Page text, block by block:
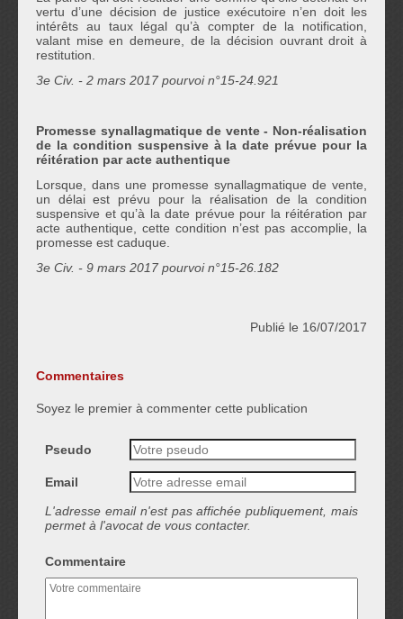
vertu d’une décision de justice exécutoire n’en doit les
intérêts au taux légal qu’à compter de la notification,
valant mise en demeure, de la décision ouvrant droit à
restitution.
3e Civ. - 2 mars 2017 pourvoi n°15-24.921
Promesse synallagmatique de vente - Non-réalisation
de la condition suspensive à la date prévue pour la
réitération par acte authentique
Lorsque, dans une promesse synallagmatique de vente,
un délai est prévu pour la réalisation de la condition
suspensive et qu’à la date prévue pour la réitération par
acte authentique, cette condition n’est pas accomplie, la
promesse est caduque.
3e Civ. - 9 mars 2017 pourvoi n°15-26.182
Publié le 16/07/2017
Commentaires
Soyez le premier à commenter cette publication
Pseudo
Email
L'adresse email n'est pas affichée publiquement, mais
permet à l'avocat de vous contacter.
Commentaire